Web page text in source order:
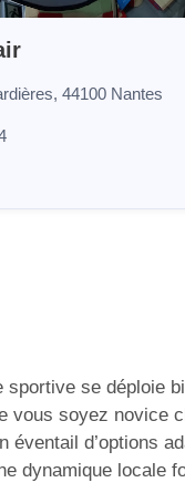
44100 Nantes
se déploie
vous soyez novice
éventail d’options
dynamique locale